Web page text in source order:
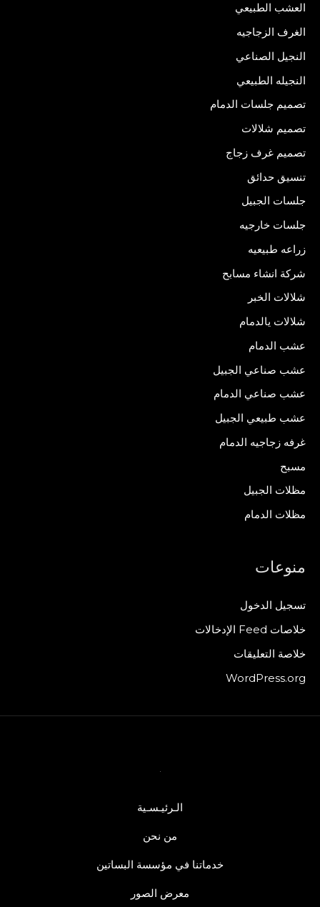
العشب الطبيعي
الغرف الزجاجيه
النجيل الصناعي
النجيله الطبيعي
تصميم جلسات الدمام
تصميم شلالات
تصميم غرف زجاج
تنسيق حدائق
جلسات الجبيل
جلسات خارجيه
زراعه طبيعيه
شركة انشاء مسابح
شلالات الخبر
شلالات يالدمام
عشب الدمام
عشب صناعي الجبيل
عشب صناعي الدمام
عشب طبيعي الجبيل
غرفه زجاجيه الدمام
مسبح
مظلات الجبيل
مظلات الدمام
منوعات
تسجيل الدخول
خلاصات Feed الإدخالات
خلاصة التعليقات
WordPress.org
الـرئيـسـية
من نحن
خدماتنا في مؤسسة البساتين
معرض الصور